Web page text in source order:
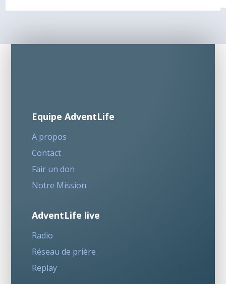
Equipe AdventLife
A propos
Contact
Fair un don
Notre Mission
AdventLife live
Radio
Réseau de prière
Replay